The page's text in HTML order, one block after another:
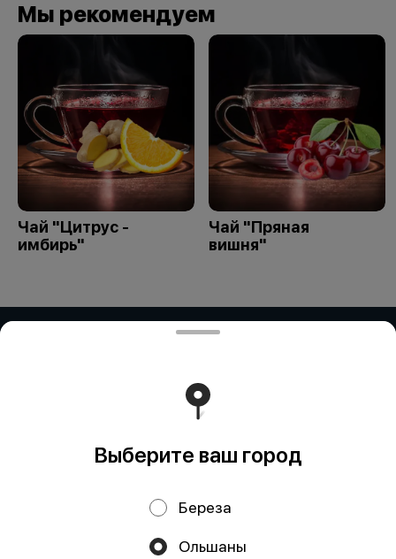
Мы рекомендуем
Чай "Цитрус -
имбирь"
Чай "Пряная
вишня"
ЧУП "РоутиБел"
4500 1027 0000 Банк получателя: зАО «АЛЬФА-БАНК»
Адрес: Ул. Сурганова, 43-47, 220013 Минск, Республика
Беларусь SWIFT: ALFABY2X БИК: ALFABY2X УНП:
Политика конфиденциальности
Выберите ваш город
Береза
Ольшаны